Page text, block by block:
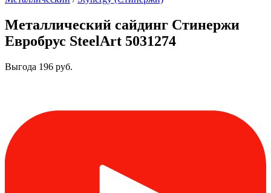
Металлический сайдинг Стинержи
Евробрус SteelArt 5031274
Выгода 196 руб.